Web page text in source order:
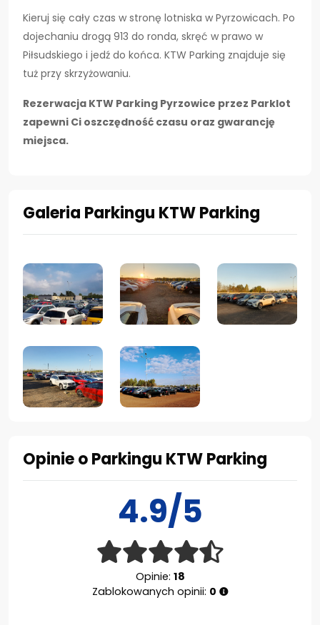
Kieruj się cały czas w stronę lotniska w Pyrzowicach. Po
dojechaniu drogą 913 do ronda, skręć w prawo w
Piłsudskiego i jedź do końca. KTW Parking znajduje się
tuż przy skrzyżowaniu.
Rezerwacja KTW Parking Pyrzowice przez Parklot
zapewni Ci oszczędność czasu oraz gwarancję
miejsca.
Galeria Parkingu KTW Parking
Opinie o Parkingu KTW Parking
4.9/5
Opinie: 18
Zablokowanych opinii: 0